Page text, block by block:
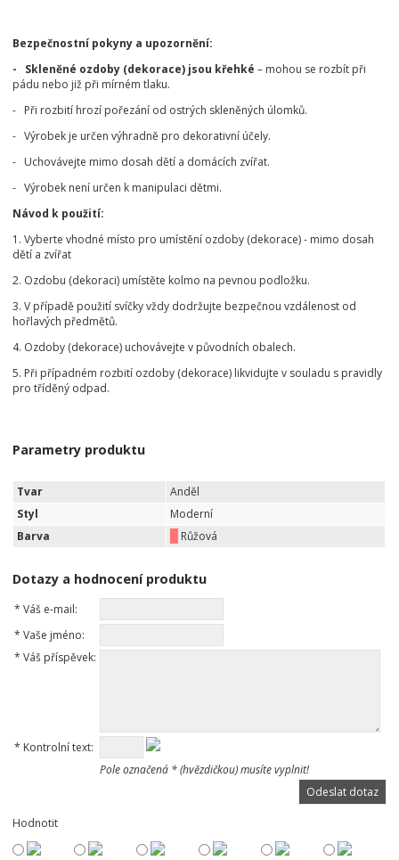
Bezpečnostní pokyny a upozornění:
- Skleněné ozdoby (dekorace) jsou křehké – mohou se rozbít při
pádu nebo již při mírném tlaku.
- Při rozbití hrozí pořezání od ostrých skleněných úlomků.
- Výrobek je určen výhradně pro dekorativní účely.
- Uchovávejte mimo dosah dětí a domácích zvířat.
- Výrobek není určen k manipulaci dětmi.
Návod k použití:
1. Vyberte vhodné místo pro umístění ozdoby (dekorace) - mimo dosah
dětí a zvířat
2. Ozdobu (dekoraci) umístěte kolmo na pevnou podložku.
3. V případě použití svíčky vždy dodržujte bezpečnou vzdálenost od
hořlavých předmětů.
4. Ozdoby (dekorace) uchovávejte v původních obalech.
5. Při případném rozbití ozdoby (dekorace) likvidujte v souladu s pravidly
pro tříděný odpad.
Parametry produktu
Tvar
Anděl
Styl
Moderní
Barva
Růžová
Dotazy a hodnocení produktu
* Váš e-mail:
* Vaše jméno:
* Váš příspěvek:
* Kontrolní text:
Pole označená * (hvězdičkou) musíte vyplnit!
Hodnotit